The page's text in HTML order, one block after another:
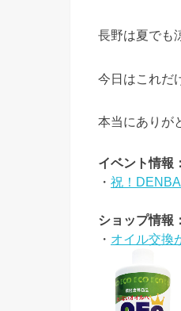
長野は夏でも
今日はこれだ
本当にありが
イベント情報：
・ 祝！
ショップ情報：
・ オイル交換